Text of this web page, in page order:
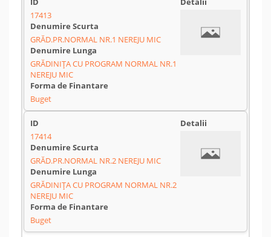
17413
GRĂD.PR.NORMAL NR.1 NEREJU MIC
GRĂDINIȚA CU PROGRAM NORMAL NR.1
NEREJU MIC
Buget
17414
GRĂD.PR.NORMAL NR.2 NEREJU MIC
GRĂDINIȚA CU PROGRAM NORMAL NR.2
NEREJU MIC
Buget